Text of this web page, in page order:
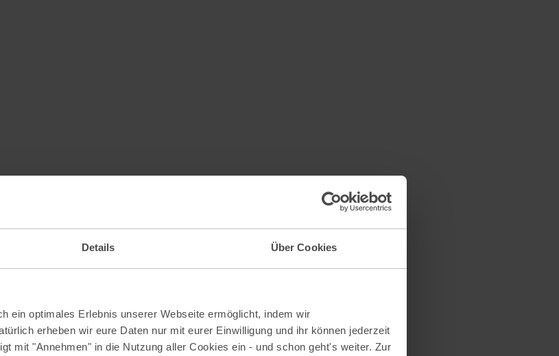
Details Über Cookies
ein optimales Erlebnis unserer Webseite ermöglicht, indem wir
erheben wir eure Daten nur mit eurer Einwilligung und ihr können jederzeit
mit "Annehmen" in die Nutzung aller Cookies ein - und schon geht's weiter. Zur